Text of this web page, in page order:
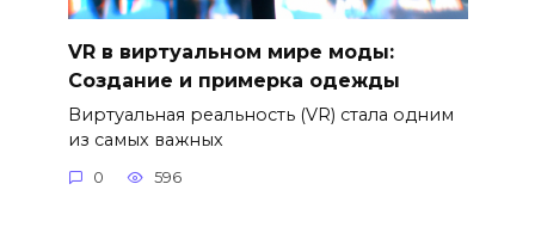
VR в виртуальном мире моды:
Создание и примерка одежды
Виртуальная реальность (VR) стала одним
из самых важных
0 596